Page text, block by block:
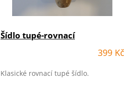
Šídlo tupé-rovnací
399 Kč
Klasické rovnací tupé šídlo.